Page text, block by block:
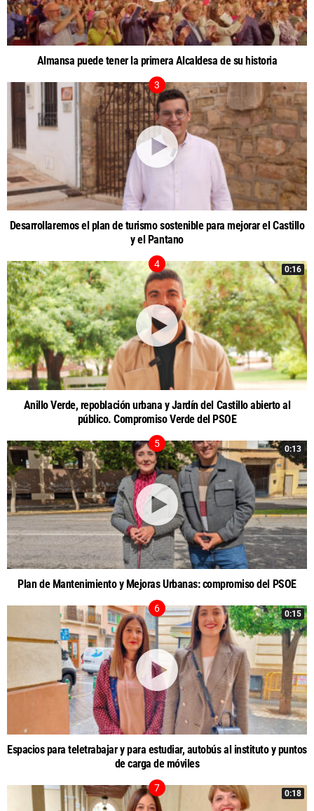
Almansa puede tener la primera Alcaldesa de su historia
Desarrollaremos el plan de turismo sostenible para mejorar el Castillo
y el Pantano
0:16
Anillo Verde, repoblación urbana y Jardín del Castillo abierto al
público. Compromiso Verde del PSOE
0:13
Plan de Mantenimiento y Mejoras Urbanas: compromiso del PSOE
0:15
Espacios para teletrabajar y para estudiar, autobús al instituto y puntos
de carga de móviles
0:18